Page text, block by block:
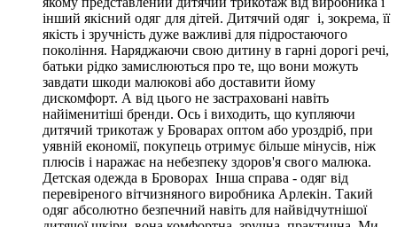
інший якісний одяг для дітей. Дитячий одяг і, зокрема, її
якість і зручність дуже важливі для підростаючого
покоління. Наряджаючи свою дитину в гарні дорогі речі,
батьки рідко замислюються про те, що вони можуть
завдати шкоди малюкові або доставити йому
дискомфорт. А від цього не застраховані навіть
найіменитіші бренди. Ось і виходить, що купляючи
дитячий трикотаж у Броварах оптом або уроздріб, при
уявній економії, покупець отримує більше мінусів, ніж
плюсів і наражає на небезпеку здоров'я свого малюка.
Детская одежда в Броворах Інша справа - одяг від
перевіреного вітчизняного виробника Арлекін. Такий
одяг абсолютно безпечний навіть для найвідчутнішої